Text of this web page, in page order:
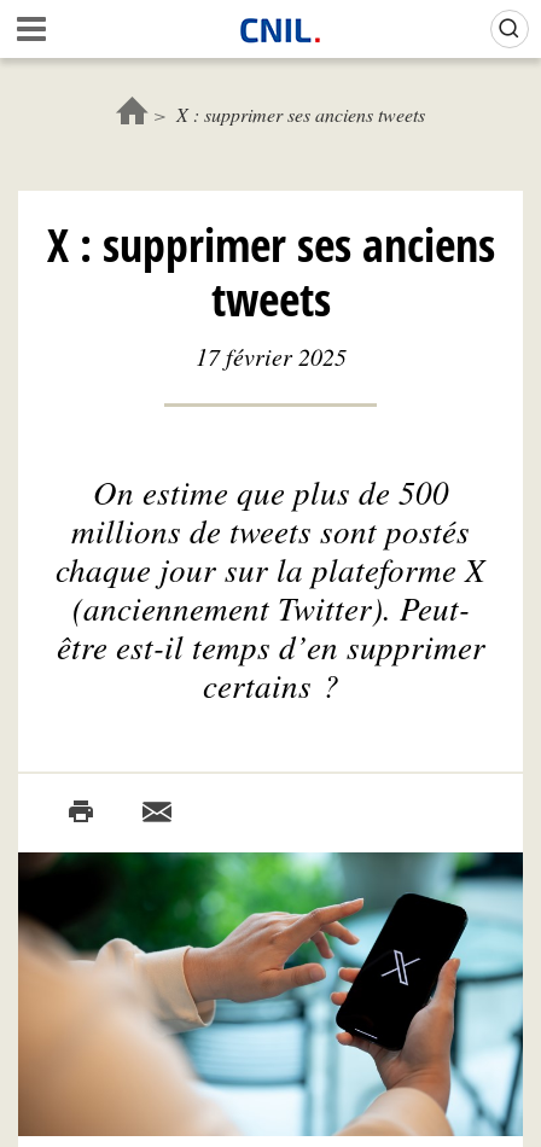
Aller
au
contenu
c
e
l
C
N
X : supprimer ses anciens tweets
X : supprimer ses anciens
tweets
17 février 2025
On estime que plus de 500
millions de tweets sont postés
chaque jour sur la plateforme X
(anciennement Twitter). Peut-
être est-il temps d’en supprimer
certains ?
Gestion de vos préférences sur les cookies (témoins de connexion)